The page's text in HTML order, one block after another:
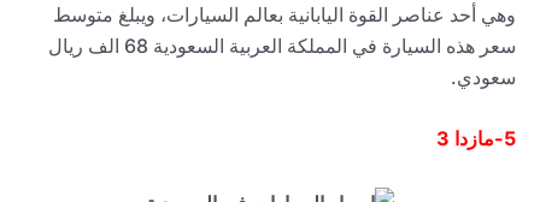
وهي أحد عناصر القوة اليابانية بعالم السيارات، ويبلغ متوسط
سعر هذه السيارة في المملكة العربية السعودية 68 الف ريال
سعودي.
5- مازدا 3